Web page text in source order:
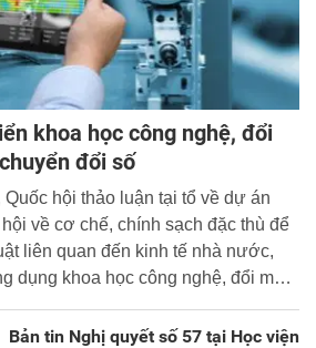
khoa học công nghệ, đổi
đổi số
hội thảo luận tại tổ về dự án
về cơ chế, chính sạch đặc thù để
liên quan đến kinh tế nhà nước,
dụng khoa học công nghệ, đổi mới
Bản tin Nghị quyết số 57 tại Học viện